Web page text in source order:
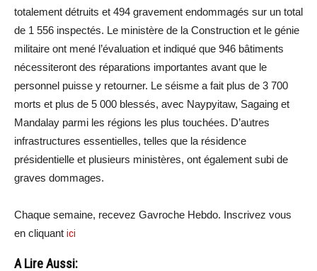
totalement détruits et 494 gravement endommagés sur un total
de 1 556 inspectés. Le ministère de la Construction et le génie
militaire ont mené l’évaluation et indiqué que 946 bâtiments
nécessiteront des réparations importantes avant que le
personnel puisse y retourner. Le séisme a fait plus de 3 700
morts et plus de 5 000 blessés, avec Naypyitaw, Sagaing et
Mandalay parmi les régions les plus touchées. D’autres
infrastructures essentielles, telles que la résidence
présidentielle et plusieurs ministères, ont également subi de
graves dommages.
Chaque semaine, recevez Gavroche Hebdo. Inscrivez vous
en cliquant ici
A Lire Aussi: